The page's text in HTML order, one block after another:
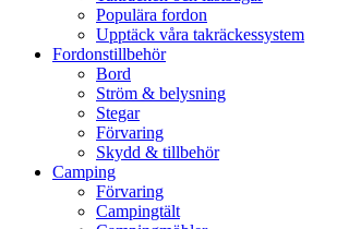
Populära fordon
Upptäck våra takräckessystem
Fordonstillbehör
Bord
Ström & belysning
Stegar
Förvaring
Skydd & tillbehör
Camping
Förvaring
Campingtält